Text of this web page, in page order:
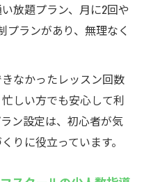
放題プラン、月に2回や
プランがあり、無理なく
なかったレッスン回数
しい方でも安心して利
ン設定は、初心者が気
りに役立っています。